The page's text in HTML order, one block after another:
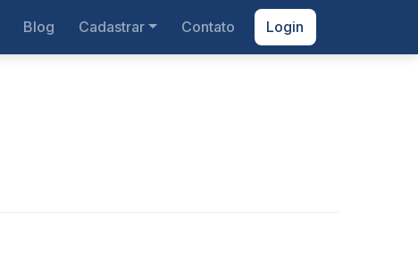
Blog Cadastrar Contato Login